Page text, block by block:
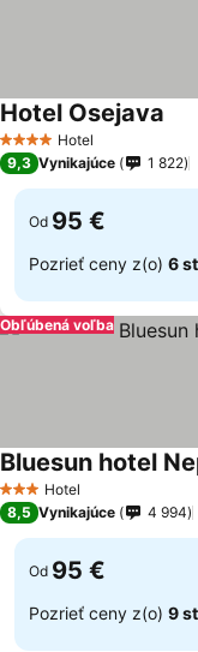
4 Počet hviezdičiek
Hotel
Hotel Osejava
9,3 Vynikajúce 1 822
Od 95 €
Pozrieť ceny z(o) 6
Obľúbená voľba
3 Počet hviezdičiek
Hotel
Bluesun hotel
8,5 Vynikajúce 4 994
Od 95 €
Pozrieť ceny z(o) 9